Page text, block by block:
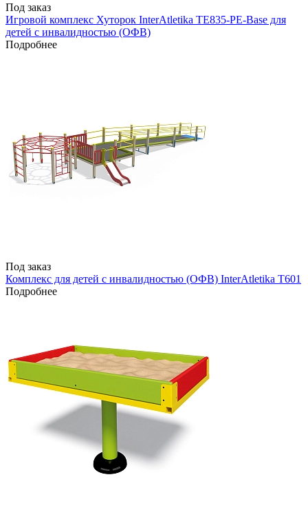
Под заказ
Игровой комплекс Хуторок InterAtletika TE835-PE-Base для
детей с инвалидностью (ОФВ)
Подробнее
Под заказ
Комплекс для детей с инвалидностью (ОФВ) InterAtletika T601
Подробнее